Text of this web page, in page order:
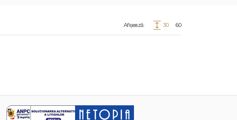
Afișează: 30 60